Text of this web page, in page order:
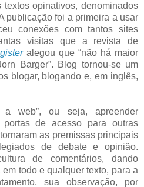
textos opinativos, denominados
publicação foi a primeira a usar
conexões com tantos sites
visitas que a revista de
alegou que “não há maior
Barger”. Blog tornou-se um
blogar, blogando e, em inglês,
a web”, ou seja, apreender
de acesso para outras
as premissas principais
de debate e opinião.
de comentários, dando
todo e qualquer texto, para a
sua observação, por